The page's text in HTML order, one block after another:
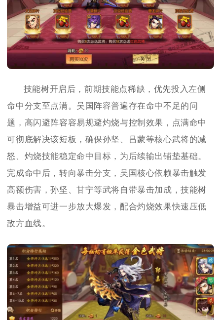
技能树开启后，前期技能点稀缺，优先投入左侧
命中分支至点满。吴国阵容普遍存在命中不足的问
题，高闪避阵容容易规避灼烧与控制效果，点满命中
可彻底解决该短板，确保孙坚、吕蒙等核心武将的减
怒、灼烧技能稳定命中目标，为后续输出铺垫基础。
完成命中后，转向暴击分支，吴国核心依赖暴击触发
高额伤害，孙坚、甘宁等武将自带暴击加成，技能树
暴击增益可进一步放大爆发，配合灼烧效果快速压低
敌方血线。